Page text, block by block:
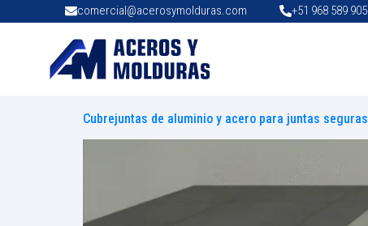
comercial@acerosymolduras.com +51 968 589 905
Cubrejuntas de aluminio y acero para juntas seguras